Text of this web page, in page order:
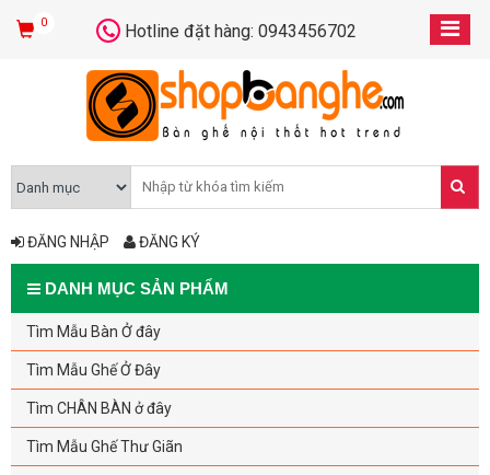
0 Hotline đặt hàng: 0943456702
ĐĂNG NHẬP ĐĂNG KÝ
DANH MỤC SẢN PHẨM
Tìm Mẫu Bàn Ở đây
Tìm Mẫu Ghế Ở Đây
Tìm CHÂN BÀN ở đây
Tìm Mẫu Ghế Thư Giãn